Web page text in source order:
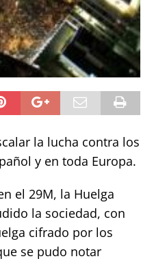
la lucha contra los
y en toda Europa.
el 29M, la Huelga
la sociedad, con
cifrado por los
se pudo notar